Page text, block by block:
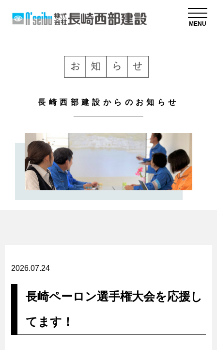
MENU
長崎西部建設からのお知らせ
2026.07.24
長崎ペーロン選手権大会を応援し
てます！